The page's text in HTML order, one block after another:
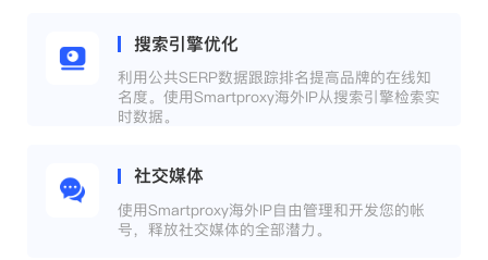
搜索引擎优化
利用公共SERP数据跟踪排名提高品牌的在线知
名度。使用Smartproxy海外IP从搜索引擎检索实
时数据。
社交媒体
使用Smartproxy海外IP自由管理和开发您的帐
号，释放社交媒体的全部潜力。